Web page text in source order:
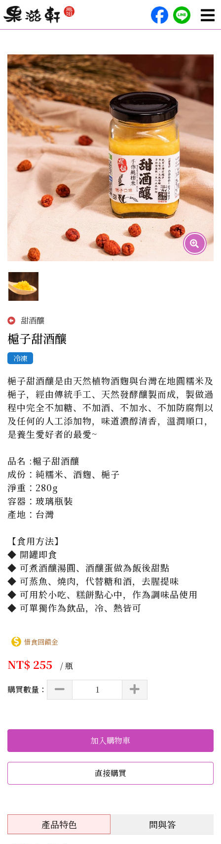
甜酒釀
槴子甜酒釀
冷凍
梔子甜酒釀是由天然植物酒麴與台灣在地圓糯米及
梔子，經由傳統手工、天然發酵釀製而成，製做過
程中完全不加糖、不加酒、不加水、不加防腐劑以
及任何的人工添加物，味道濃醇清香，溫潤順口，
是養生愛好者的最愛~
品名 :槴子甜酒釀
成份：純糯米、酒麴、梔子
淨重：280g
容器：玻璃瓶裝
產地：台灣
【食用方法】
◆ 開罐即食
◆ 可煮酒釀湯圓、酒釀蛋做為飯後甜點
◆ 可蒸魚、燒肉，代替糖和酒，去腥提味
◆ 可用於小吃、糕餅點心中，作為調味品使用
◆ 可單獨作為飲品，冷、熱皆可
惜食回饋金
NT$ 255 / 瓶
購買數量：
加入購物車
直接購買
產品特色 問與答